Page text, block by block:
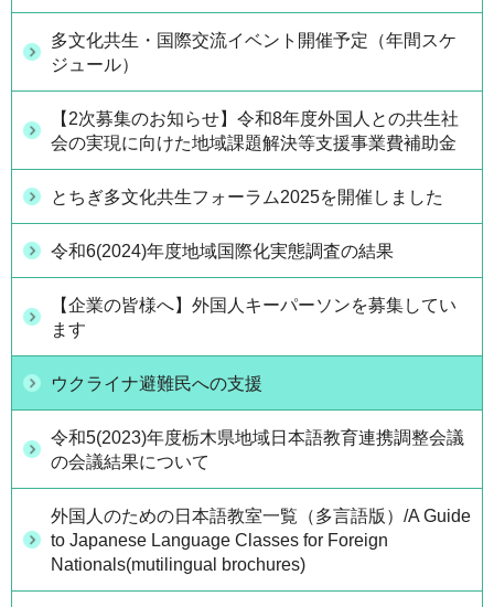
多文化共生・国際交流イベント開催予定（年間スケ
ジュール）
【2次募集のお知らせ】令和8年度外国人との共生社
会の実現に向けた地域課題解決等支援事業費補助金
とちぎ多文化共生フォーラム2025を開催しました
令和6(2024)年度地域国際化実態調査の結果
【企業の皆様へ】外国人キーパーソンを募集してい
ます
ウクライナ避難民への支援
令和5(2023)年度栃木県地域日本語教育連携調整会議
の会議結果について
外国人のための日本語教室一覧（多言語版）/A Guide
to Japanese Language Classes for Foreign
Nationals(mutilingual brochures)